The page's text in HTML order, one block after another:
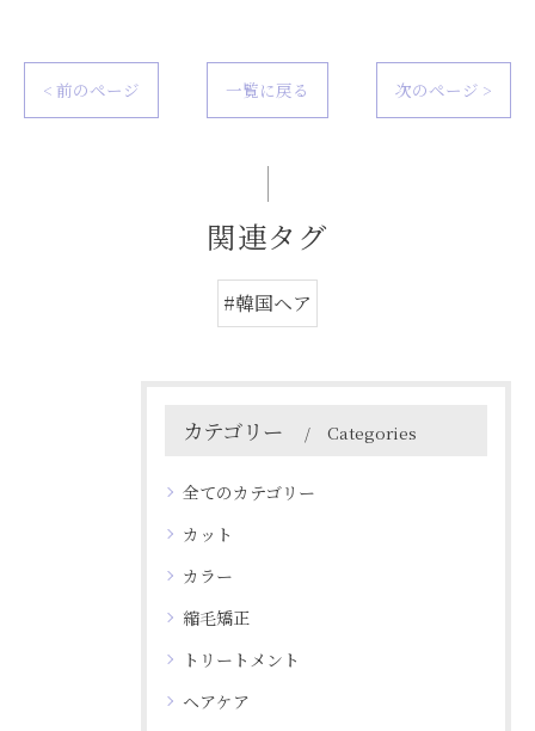
< 前のページ 一覧に戻る 次のページ >
関連タグ
#韓国ヘア
カテゴリー Categories
全てのカテゴリー
カット
カラー
縮毛矯正
トリートメント
ヘアケア